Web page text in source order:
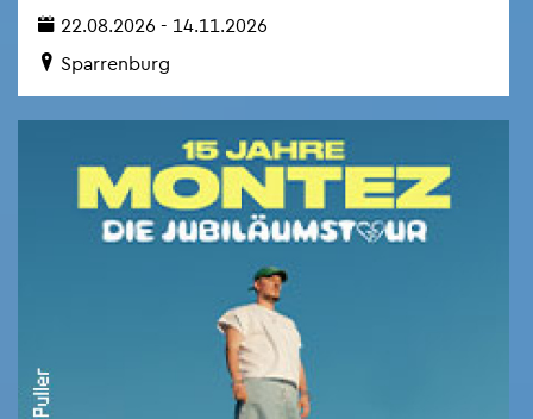
22.08.2026 - 14.11.2026
Spar­ren­burg